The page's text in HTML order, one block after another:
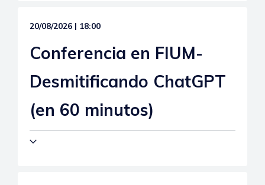
20/08/2026 | 18:00
Conferencia en FIUM-
Desmitificando ChatGPT
(en 60 minutos)